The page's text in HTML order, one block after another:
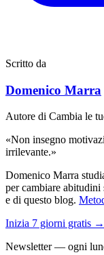
Scritto da
Domenico Marra
Autore di Cambia le
«Non insegno
irrilevante.»
Domenico Marra
per cambiare
e di questo blog.
Inizia 7 giorni gratis →
Newsletter — ogni